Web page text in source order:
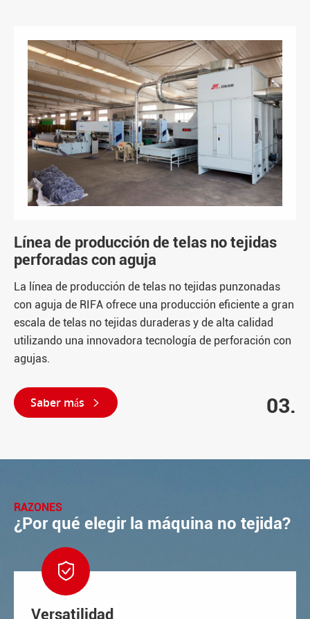
Línea de producción de telas no tejidas
perforadas con aguja
La línea de producción de telas no tejidas punzonadas
con aguja de RIFA ofrece una producción eficiente a gran
escala de telas no tejidas duraderas y de alta calidad
utilizando una innovadora tecnología de perforación con
agujas.
Saber más  03.
RAZONES
¿Por qué elegir la máquina no tejida?

Versatilidad